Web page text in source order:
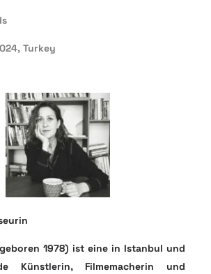
Turkey
1978) ist eine in Istanbul und
Künstlerin, Filmemacherin und